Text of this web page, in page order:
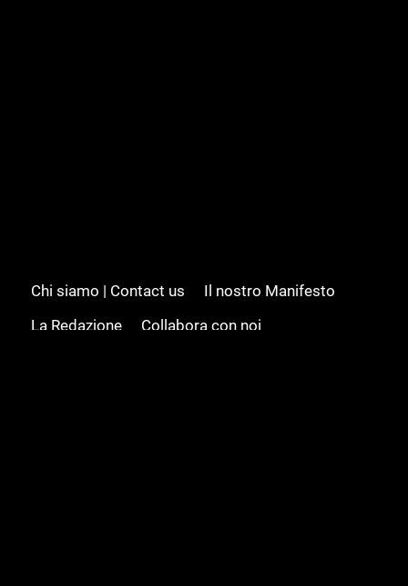
Chi siamo | Contact us
Il nostro Manifesto
La Redazione
Collabora con noi